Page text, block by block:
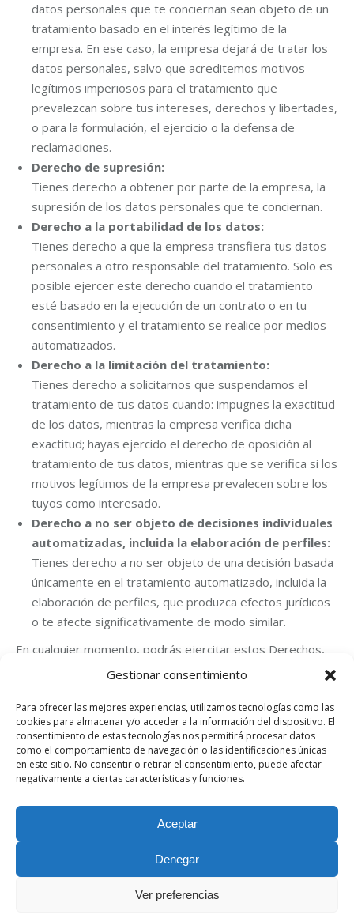
Gestionar consentimiento
Para ofrecer las mejores experiencias, utilizamos tecnologías como las
cookies para almacenar y/o acceder a la información del dispositivo. El
consentimiento de estas tecnologías nos permitirá procesar datos
como el comportamiento de navegación o las identificaciones únicas
en este sitio. No consentir o retirar el consentimiento, puede afectar
negativamente a ciertas características y funciones.
Aceptar
Denegar
Ver preferencias
datos personales que te conciernan sean objeto de un
tratamiento basado en el interés legítimo de la
empresa. En ese caso, la empresa dejará de tratar los
datos personales, salvo que acreditemos motivos
legítimos imperiosos para el tratamiento que
prevalezcan sobre tus intereses, derechos y libertades,
o para la formulación, el ejercicio o la defensa de
reclamaciones.
Derecho de supresión:
Tienes derecho a obtener por parte de la empresa, la
supresión de los datos personales que te conciernan.
Derecho a la portabilidad de los datos:
Tienes derecho a que la empresa transfiera tus datos
personales a otro responsable del tratamiento. Solo es
posible ejercer este derecho cuando el tratamiento
esté basado en la ejecución de un contrato o en tu
consentimiento y el tratamiento se realice por medios
automatizados.
Derecho a la limitación del tratamiento:
Tienes derecho a solicitarnos que suspendamos el
tratamiento de tus datos cuando: impugnes la exactitud
de los datos, mientras la empresa verifica dicha
exactitud; hayas ejercido el derecho de oposición al
tratamiento de tus datos, mientras que se verifica si los
motivos legítimos de la empresa prevalecen sobre los
tuyos como interesado.
Derecho a no ser objeto de decisiones individuales
automatizadas, incluida la elaboración de perfiles:
Tienes derecho a no ser objeto de una decisión basada
únicamente en el tratamiento automatizado, incluida la
elaboración de perfiles, que produzca efectos jurídicos
o te afecte significativamente de modo similar.
En cualquier momento, podrás ejercitar estos Derechos,
mediante un escrito y acreditando tu personalidad dirigido
más arriba.
Además, podrás presentar una reclamación ante la
autoridad de control, en este caso, laAgencia Española
de Protección de Datos, si consideras que el tratamiento
©HLA 2026 | Todos los derechos reservados | Política de cookies |
P. E. “La Peñona”. C/ La Cantera. 33211 Gijón (Asturias) | T. 98 532 22